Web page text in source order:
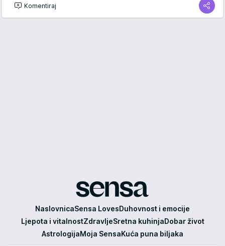
Komentiraj
NaslovnicaSensa LovesDuhovnost i emocije
Ljepota i vitalnostZdravljeSretna kuhinjaDobar život
AstrologijaMoja SensaKuća puna biljaka